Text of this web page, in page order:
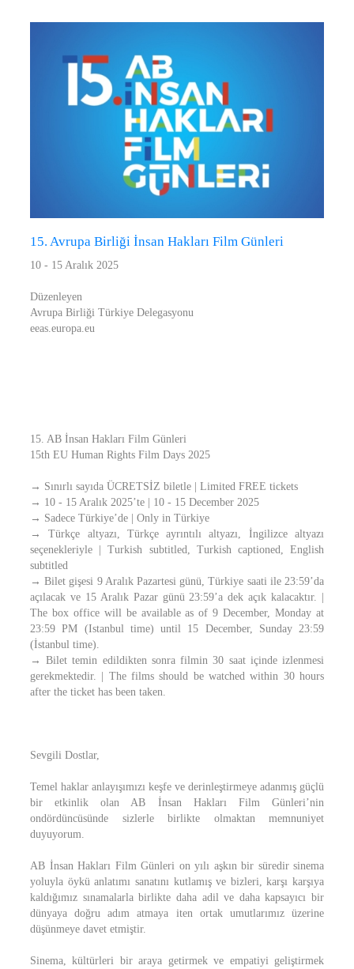
15. Avrupa Birliği İnsan Hakları Film Günleri
10 - 15 Aralık 2025
Düzenleyen
Avrupa Birliği Türkiye Delegasyonu
eeas.europa.eu
15. AB İnsan Hakları Film Günleri
15th EU Human Rights Film Days 2025
→ Sınırlı sayıda ÜCRETSİZ biletle | Limited FREE tickets
→ 10 - 15 Aralık 2025’te | 10 - 15 December 2025
→ Sadece Türkiye’de | Only in Türkiye
→ Türkçe altyazı, Türkçe ayrıntılı altyazı, İngilizce altyazı
seçenekleriyle | Turkish subtitled, Turkish captioned, English
subtitled
→ Bilet gişesi 9 Aralık Pazartesi günü, Türkiye saati ile 23:59’da
açılacak ve 15 Aralık Pazar günü 23:59’a dek açık kalacaktır. |
The box office will be available as of 9 December, Monday at
23:59 PM (Istanbul time) until 15 December, Sunday 23:59
(İstanbul time).
→ Bilet temin edildikten sonra filmin 30 saat içinde izlenmesi
gerekmektedir. | The films should be watched within 30 hours
after the ticket has been taken.
Sevgili Dostlar,
Temel haklar anlayışımızı keşfe ve derinleştirmeye adanmış güçlü
bir etkinlik olan AB İnsan Hakları Film Günleri’nin
ondördüncüsünde sizlerle birlikte olmaktan memnuniyet
duyuyorum.
AB İnsan Hakları Film Günleri on yılı aşkın bir süredir sinema
yoluyla öykü anlatımı sanatını kutlamış ve bizleri, karşı karşıya
kaldığımız sınamalarla birlikte daha adil ve daha kapsayıcı bir
dünyaya doğru adım atmaya iten ortak umutlarımız üzerine
düşünmeye davet etmiştir.
Sinema, kültürleri bir araya getirmek ve empatiyi geliştirmek